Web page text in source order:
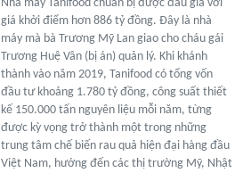
Nhà máy Tanifood chuẩn bị được đấu giá với
giá khởi điểm hơn 886 tỷ đồng. Đây là nhà
máy mà bà Trương Mỹ Lan giao cho cháu gái
Trương Huệ Vân (bị án) quản lý. Khi khánh
thành vào năm 2019, Tanifood có tổng vốn
đầu tư khoảng 1.780 tỷ đồng, công suất thiết
kế 150.000 tấn nguyên liệu mỗi năm, từng
được kỳ vọng trở thành một trong những
trung tâm chế biến rau quả hiện đại hàng đầu
Việt Nam, hướng đến các thị trường Mỹ, Nhật